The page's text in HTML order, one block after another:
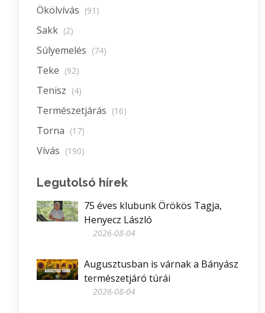
Ökölvívás (91)
Sakk (2)
Súlyemelés (74)
Teke (92)
Tenisz (4)
Természetjárás (16)
Torna (17)
Vívás (190)
Legutolsó hírek
75 éves klubunk Örökös Tagja,
Henyecz László
2026-08-04
Augusztusban is várnak a Bányász
természetjáró túrái
2026-08-04